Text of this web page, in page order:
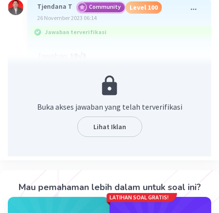
Tjendana T Community Level 100
26 November 2023 06:14
Jawaban terverifikasi
U6 = ar⁠⁠⁠⁠⁠⁠⁠
= 54
U6/U2 = 54/6
/ar = 9
U2 = a.√3 = 6
<=> a = 2√3
Buka akses jawaban yang telah terverifikasi
Lihat Iklan
Mau pemahaman lebih dalam untuk soal ini?
LATIHAN SOAL GRATIS!